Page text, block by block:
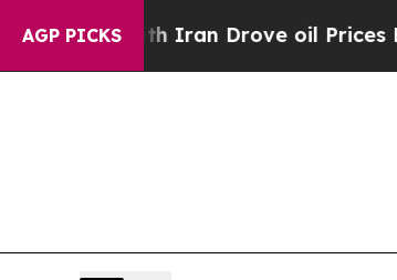
AGP PICKS
With Iran Drove oil Prices Higher,